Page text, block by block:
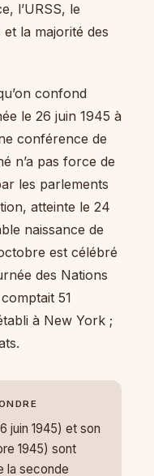
l’URSS, le
la majorité des
confond
le 26 juin 1945 à
conférence de
n’a pas force de
les parlements
atteinte le 24
naissance de
est célébré
des Nations
51
à New York ;
juin 1945) et son
1945) sont
la seconde